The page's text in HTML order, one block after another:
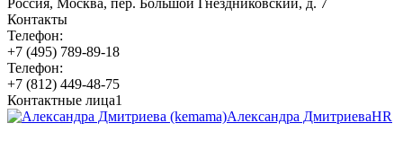
Россия, Москва, пер. Большой Гнездниковский, д. 7
Контакты
Телефон:
+7 (495) 789-89-18
Телефон:
+7 (812) 449-48-75
Контактные лица1
Александра ДмитриеваHR